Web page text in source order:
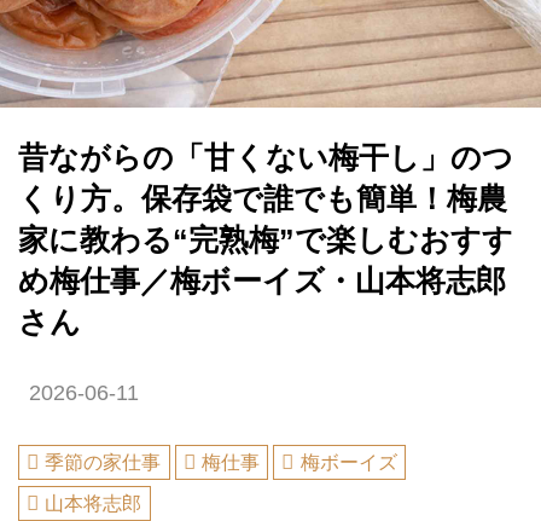
昔ながらの「甘くない梅干し」のつ
くり方。保存袋で誰でも簡単！梅農
家に教わる“完熟梅”で楽しむおすす
め梅仕事／梅ボーイズ・山本将志郎
さん
2026-06-11
季節の家仕事 梅仕事
梅ボーイズ
山本将志郎